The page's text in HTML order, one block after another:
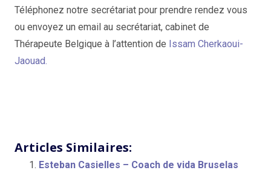
Téléphonez notre secrétariat pour prendre rendez vous
ou envoyez un email au secrétariat, cabinet de
Thérapeute Belgique à l’attention de Issam Cherkaoui-
Jaouad.
Articles Similaires:
Esteban Casielles – Coach de vida Bruselas